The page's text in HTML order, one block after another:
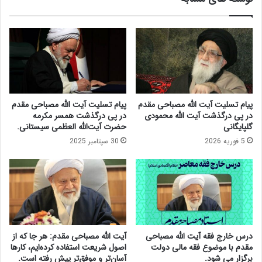
ر
ا
ی
م
ج
ل
س
خ
ب
ر
گ
ا
ن
ه
ف
ت
ه
آ
ی
ب
ل
ا
ی
۱
۳
۰
ص
ف
ح
ه
س
ن
د
پ
ن
ه
ا
ن
پیام تسلیت آیت الله مصباحی مقدم
در پی درگذشت آیت الله محمودی
گلپایگانی
5 فوریه 2026
پیام تسلیت آیت الله مصباحی مقدم
در پی درگذشت همسر مکرمه
حضرت آیت‌الله العظمی سیستانی.
30 سپتامبر 2025
درس خارج فقه آیت الله مصباحی
مقدم با موضوع فقه مالی دولت
برگزار می شود.
آیت الله مصباحی مقدم: هر جا که از
اصول شریعت استفاده کرده‌ایم، کارها
آسان‌تر و موفق‌تر پیش رفته است.